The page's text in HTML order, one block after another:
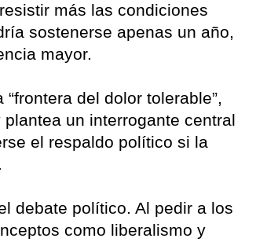
más las condiciones
sostenerse apenas un año,
mayor.
del dolor tolerable”,
un interrogante central
el respaldo político si la
debate político. Al pedir a los
como liberalismo y